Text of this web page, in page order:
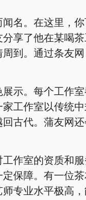
名。在这里，
享了他在某喝
到。通过条友
示。每个工作
工作室以传统
古代。蒲友网
作室的资质和
保障。有一位
专业水平极高